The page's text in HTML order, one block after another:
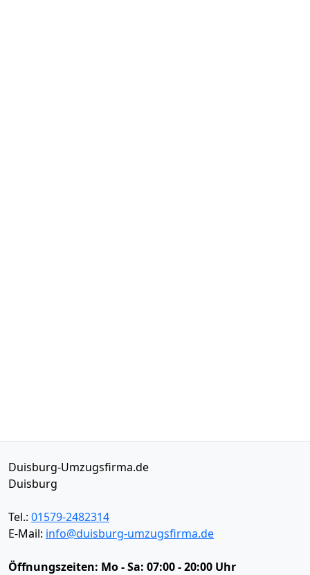
Duisburg-Umzugsfirma.de
Duisburg
Tel.: 01579-2482314
E-Mail: info@duisburg-umzugsfirma.de
Öffnungszeiten: Mo - Sa: 07:00 - 20:00 Uhr